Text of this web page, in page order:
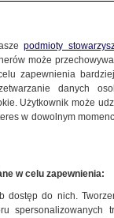
podmioty
może
zapewnienia
danych
Użytkownik może
w dowolnym
w celu zapewnienia:
dostęp do nich.
spersonalizowanych